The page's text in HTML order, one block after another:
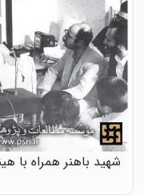
شهید باهنر همراه با